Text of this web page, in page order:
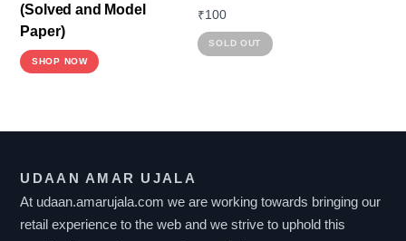
(Solved and Model
Paper)
SHOP NOW
₹100
SOLD OUT
UDAAN AMAR UJALA
At udaan.amarujala.com we are working towards bringing our
retail experience to the web and we strive to uphold this